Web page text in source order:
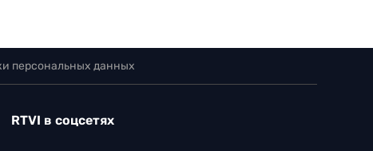
персональных данных
RTVI в соцсетях